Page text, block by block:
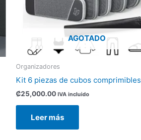
AGOTADO
Organizadores
Kit 6 piezas de cubos comprimibles
₡25,000.00 IVA incluido
Leer más